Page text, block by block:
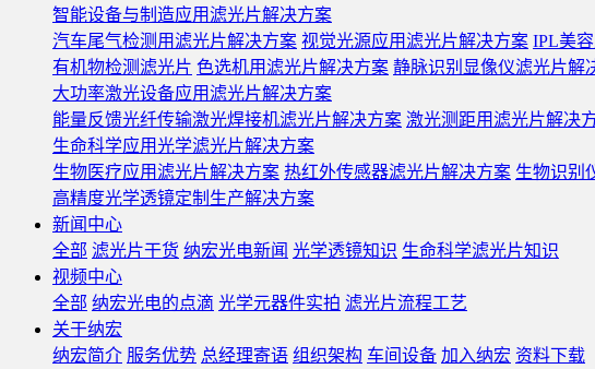
智能设备与制造应用滤光片解决方案
汽车尾气检测用滤光片解决方案 视觉光源应用滤光片解决方案 IPL美
有机物检测滤光片 色选机用滤光片解决方案 静脉识别显像仪滤光片解
大功率激光设备应用滤光片解决方案
能量反馈光纤传输激光焊接机滤光片解决方案 激光测距用滤光片解决
生命科学应用光学滤光片解决方案
生物医疗应用滤光片解决方案 热红外传感器滤光片解决方案 生物识别
高精度光学透镜定制生产解决方案
新闻中心
全部 滤光片干货 纳宏光电新闻 光学透镜知识 生命科学滤光片知识
视频中心
全部 纳宏光电的点滴 光学元器件实拍 滤光片流程工艺
关于纳宏
纳宏简介 服务优势 总经理寄语 组织架构 车间设备 加入纳宏 资料下载